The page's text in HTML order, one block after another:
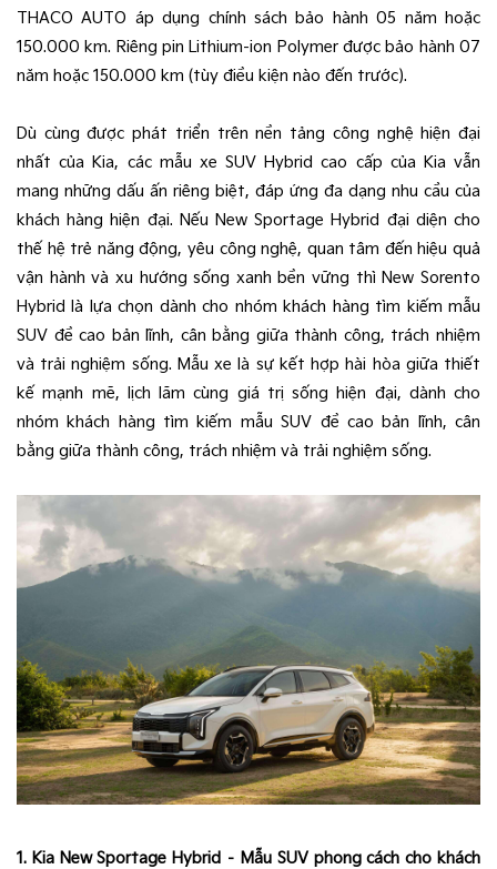
THACO AUTO áp dụng chính sách bảo hành 05 năm hoặc
150.000 km. Riêng pin Lithium-ion Polymer được bảo hành 07
năm hoặc 150.000 km (tùy điều kiện nào đến trước).
Dù cùng được phát triển trên nền tảng công nghệ hiện đại
nhất của Kia, các mẫu xe SUV Hybrid cao cấp của Kia vẫn
mang những dấu ấn riêng biệt, đáp ứng đa dạng nhu cầu của
khách hàng hiện đại. Nếu New Sportage Hybrid đại diện cho
thế hệ trẻ năng động, yêu công nghệ, quan tâm đến hiệu quả
vận hành và xu hướng sống xanh bền vững thì New Sorento
Hybrid là lựa chọn dành cho nhóm khách hàng tìm kiếm mẫu
SUV đề cao bản lĩnh, cân bằng giữa thành công, trách nhiệm
và trải nghiệm sống. Mẫu xe là sự kết hợp hài hòa giữa thiết
kế mạnh mẽ, lịch lãm cùng giá trị sống hiện đại, dành cho
nhóm khách hàng tìm kiếm mẫu SUV đề cao bản lĩnh, cân
bằng giữa thành công, trách nhiệm và trải nghiệm sống.
1. Kia New Sportage Hybrid – Mẫu SUV phong cách cho khách